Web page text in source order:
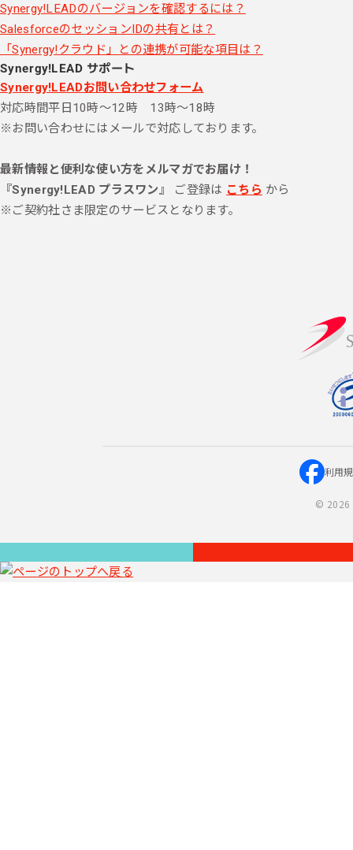
Synergy!LEADのバージョンを確認するには？
SalesforceのセッションIDの共有とは？
「Synergy!クラウド」との連携が可能な項目は？
Synergy!LEAD サポート
Synergy!LEADお問い合わせフォーム
対応時間平日10時～12時 13時～18時
※お問い合わせにはメールで対応しております。
最新情報と便利な使い方をメルマガでお届け！
『Synergy!LEAD プラスワン』
ご登録は こちら から
※ご契約社さま限定のサービスとなります。
利用
© 2026